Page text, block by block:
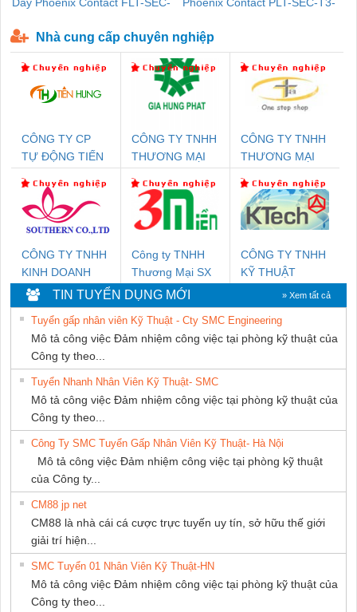
Nhà cung cấp chuyên nghiệp
CÔNG TY CP
TỰ ĐỘNG TIẾN
CÔNG TY TNHH
THƯƠNG MẠI
THUẬT ĐIỆN CƠ
GIA HƯNG
PHÁT
CÔNG TY TNHH
THƯƠNG MẠI
NAM
CÔNG TY TNHH
KINH DOANH
DỊCH VỤ XNK
PHƯƠNG NAM
Công ty TNHH
Thương Mại SX
Ba Miền
CÔNG TY TNHH
KỸ THUẬT
KTECH VIỆT
NAM
TIN TUYỂN DỤNG MỚI » Xem tất cả
Tuyển gấp nhân viên Kỹ Thuật - Cty SMC Engineering
Mô tả công việc Đảm nhiệm công việc tại phòng kỹ thuật của
Công ty theo...
Tuyển Nhanh Nhân Viên Kỹ Thuật- SMC
Mô tả công việc Đảm nhiệm công việc tại phòng kỹ thuật của
Công ty theo...
Công Ty SMC Tuyển Gấp Nhân Viên Kỹ Thuật- Hà Nội
Mô tả công việc Đảm nhiệm công việc tại phòng kỹ thuật
của Công ty...
CM88 jp net
CM88 là nhà cái cá cược trực tuyến uy tín, sở hữu thế giới
giải trí hiện...
SMC Tuyển 01 Nhân Viên Kỹ Thuật-HN
Mô tả công việc Đảm nhiệm công việc tại phòng kỹ thuật của
Công ty theo...